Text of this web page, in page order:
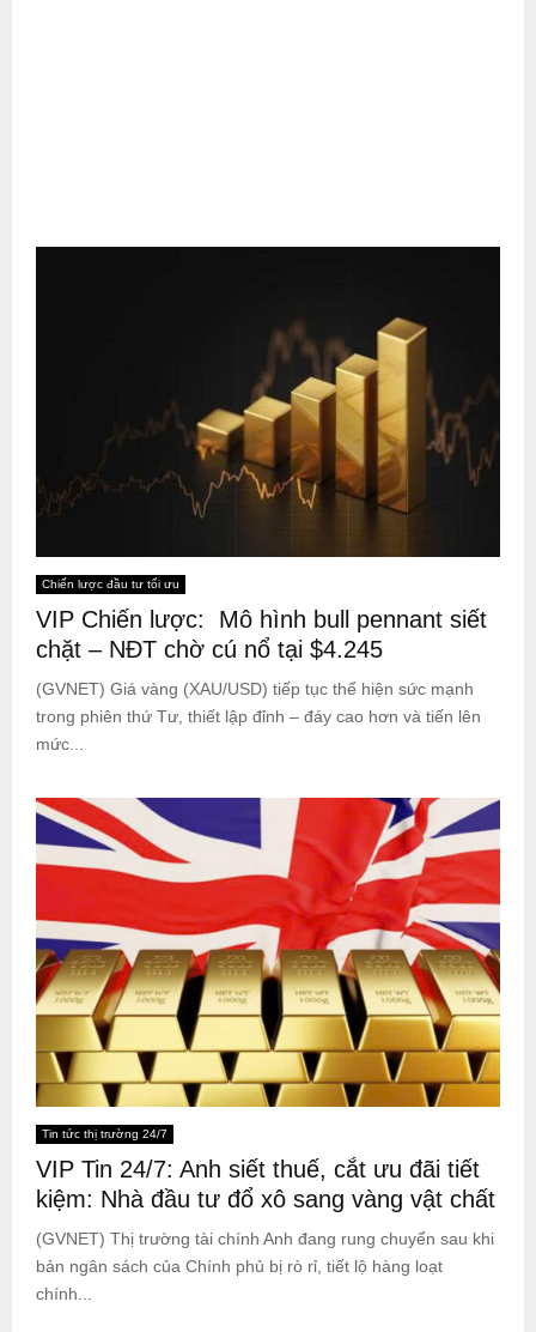
Chiến lược đầu tư tối ưu
VIP Chiến lược: Mô hình bull pennant siết
chặt – NĐT chờ cú nổ tại $4.245
(GVNET) Giá vàng (XAU/USD) tiếp tục thể hiện sức mạnh
trong phiên thứ Tư, thiết lập đỉnh – đáy cao hơn và tiến lên
mức...
Tin tức thị trường 24/7
VIP Tin 24/7: Anh siết thuế, cắt ưu đãi tiết
kiệm: Nhà đầu tư đổ xô sang vàng vật chất
(GVNET) Thị trường tài chính Anh đang rung chuyển sau khi
bản ngân sách của Chính phủ bị rò rỉ, tiết lộ hàng loạt
chính...